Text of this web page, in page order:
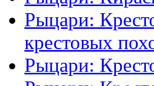
Рыцари:
крестовых
Рыцари: